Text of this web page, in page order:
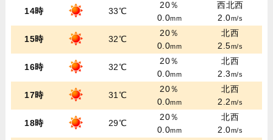
14時 33℃
20％
0.0mm
西北西
2.0m/s
15時 32℃
20％
0.0mm
北西
2.5m/s
16時 32℃
20％
0.0mm
北西
2.3m/s
17時 31℃
20％
0.0mm
北西
2.2m/s
18時 29℃
20％
0.0mm
北西
2.0m/s